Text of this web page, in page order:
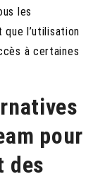
les
que l’utilisation
à certaines
pour
des